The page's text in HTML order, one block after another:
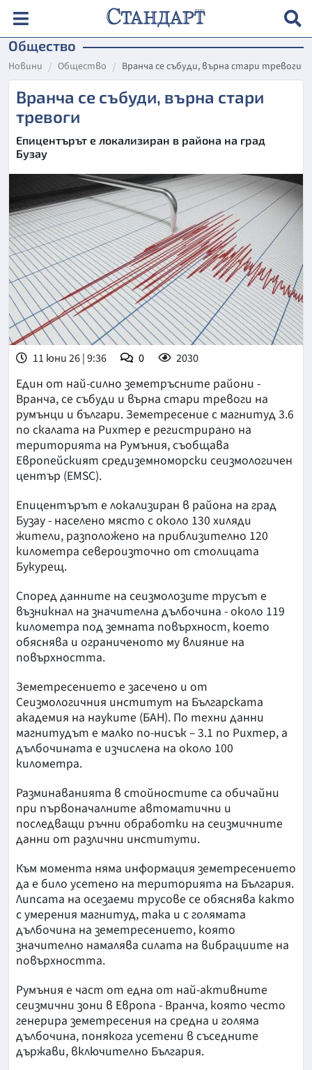
Общество
Новини Общество Вранча се събуди, върна стари тревоги
Вранча се събуди, върна стари
тревоги
Епицентърът е локализиран в района на град
Бузау
11 юни 26 | 9:36 0 2030
Един от най-силно земетръсните райони -
Вранча, се събуди и върна стари тревоги на
румънци и българи. Земетресение с магнитуд 3.6
по скалата на Рихтер е регистрирано на
територията на Румъния, съобщава
Европейският средиземноморски сеизмологичен
център (EMSC).
Епицентърът е локализиран в района на град
Бузау - населено място с около 130 хиляди
жители, разположено на приблизително 120
километра североизточно от столицата
Букурещ.
Според данните на сеизмолозите трусът е
възникнал на значителна дълбочина - около 119
километра под земната повърхност, което
обяснява и ограниченото му влияние на
повърхността.
Земетресението е засечено и от
Сеизмологичния институт на Българската
академия на науките (БАН). По техни данни
магнитудът е малко по-нисък – 3.1 по Рихтер, а
дълбочината е изчислена на около 100
километра.
Разминаванията в стойностите са обичайни
при първоначалните автоматични и
последващи ръчни обработки на сеизмичните
данни от различни институти.
Към момента няма информация земетресението
да е било усетено на територията на България.
Липсата на осезаеми трусове се обяснява както
с умерения магнитуд, така и с голямата
дълбочина на земетресението, която
значително намалява силата на вибрациите на
повърхността.
Румъния е част от една от най-активните
сеизмични зони в Европа - Вранча, която често
генерира земетресения на средна и голяма
дълбочина, понякога усетени в съседните
държави, включително България.